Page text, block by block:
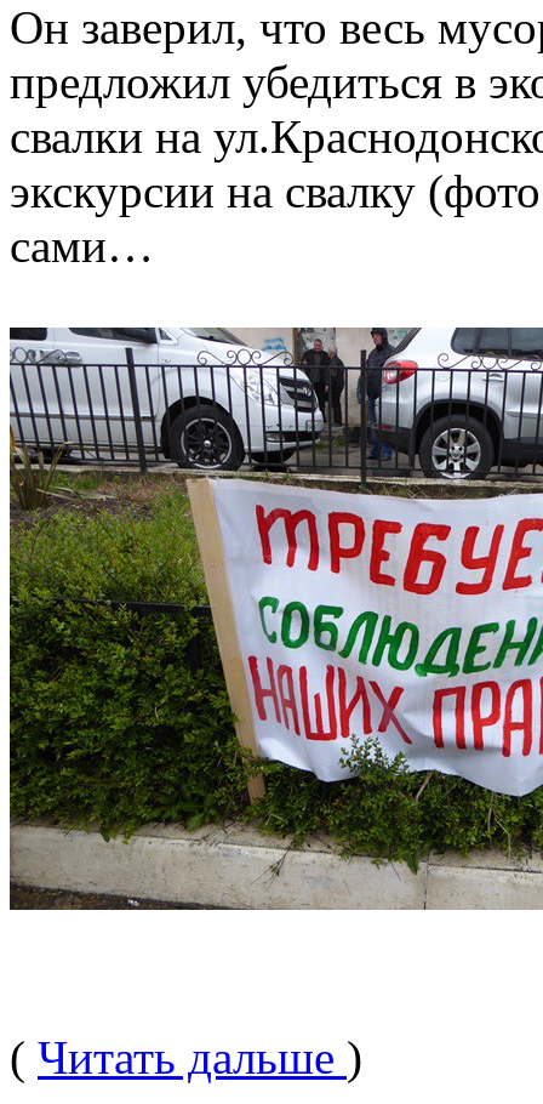
Он заверил, что весь
предложил убедиться в
свалки на
экскурсии на свалку
сами…
( Читать дальше )